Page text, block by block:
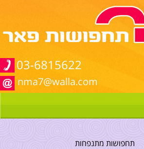
03-6815622
nma7@walla.com
תחפושות מתנפחות